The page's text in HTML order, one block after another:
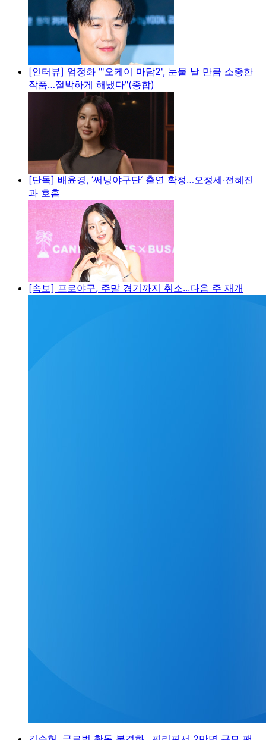
[인터뷰] 엄정화 "'오케이 마담2', 눈물 날 만큼 소중한
작품…절박하게 해냈다"(종합)
[단독] 배윤경, ’써닝야구단‘ 출연 확정…오정세·전혜진
과 호흡
[속보] 프로야구, 주말 경기까지 취소...다음 주 재개